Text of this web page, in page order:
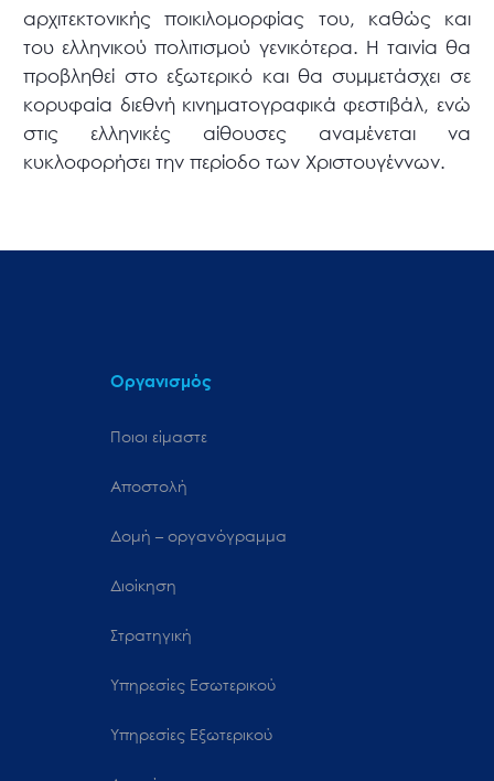
αρχιτεκτονικής ποικιλομορφίας του, καθώς και
του ελληνικού πολιτισμού γενικότερα. Η ταινία θα
προβληθεί στο εξωτερικό και θα συμμετάσχει σε
κορυφαία διεθνή κινηματογραφικά φεστιβάλ, ενώ
στις ελληνικές αίθουσες αναμένεται να
κυκλοφορήσει την περίοδο των Χριστουγέννων.
Οργανισμός
Ποιοι είμαστε
Αποστολή
Δομή – οργανόγραμμα
Διοίκηση
Στρατηγική
Υπηρεσίες Εσωτερικού
Υπηρεσίες Εξωτερικού